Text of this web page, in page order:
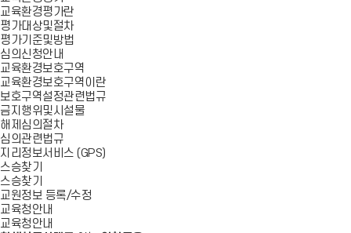
교육환경평가란
평가대상및절차
평가기준및방법
심의신청안내
교육환경보호구역
교육환경보호구역이란
보호구역설정관련법규
금지행위및시설물
해제심의절차
심의관련법규
지리정보서비스 (GPS)
스승찾기
스승찾기
교원정보 등록/수정
교육청안내
교육청안내